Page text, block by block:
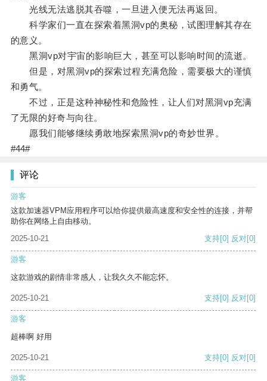
光线无法逃脱其吞噬，一旦进入便无法再返回。
科学家们一直在探索着黑洞vp的奥秘，试图理解其存在
的意义。
黑洞vp对宇宙的影响巨大，甚至可以影响时间的流逝。
但是，对黑洞vp的探索过程充满危险，需要极大的谨慎
和勇气。
不过，正是这种神秘性和危险性，让人们对黑洞vp充满
了无限的好奇与向往。
愿我们能够继续勇敢地探索黑洞vp的奇妙世界。
#44#
评论
游客
这款加速器VPM应用程序可以给你提供最高速度和安全性的连接，并帮
助你在网络上自由移动。
2025-10-21
支持[0] 反对[0]
游客
这款游戏的剧情非常感人，让我久久不能忘怀。
2025-10-21 支持[0] 反对[0]
游客
超棒啊 好用
2025-10-21 支持[0] 反对[0]
游客